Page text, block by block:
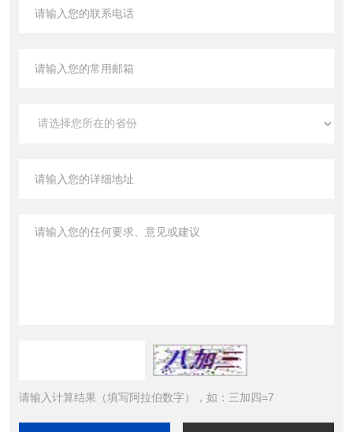
请输入计算结果（填写阿拉伯数字），如：三加四=7